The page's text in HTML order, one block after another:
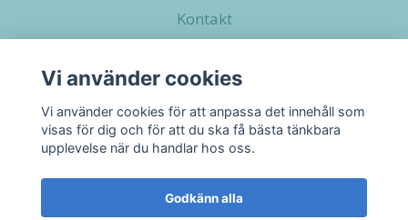
Kontakt
Sociala medier
Vi använder cookies
Vi använder cookies för att anpassa det innehåll som
visas för dig och för att du ska få bästa tänkbara
upplevelse när du handlar hos oss.
Godkänn alla